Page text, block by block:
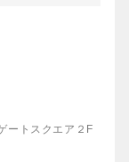
ートスクエア２F